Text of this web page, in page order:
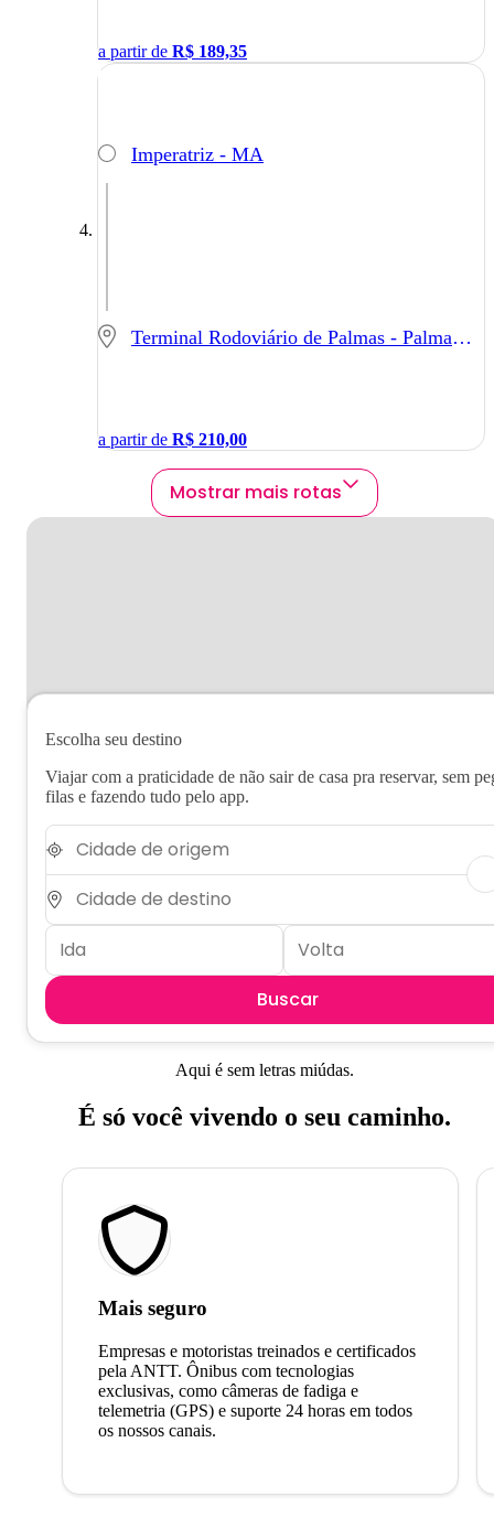
a partir de R$ 189,35
Imperatriz - MA
Terminal Rodoviário de Palmas - Palmas - TO
a partir de R$ 210,00
Mostrar mais rotas
Escolha seu destino
Viajar com a praticidade de não sair de casa pra reservar, sem
filas e fazendo tudo pelo app.
Buscar
Aqui é sem letras miúdas.
É só você vivendo o seu caminho.
Mais seguro
Empresas e motoristas treinados e certificados
pela ANTT. Ônibus com tecnologias
exclusivas, como câmeras de fadiga e
telemetria (GPS) e suporte 24 horas em todos
os nossos canais.